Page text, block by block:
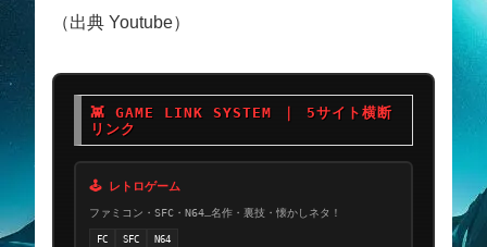
（出典 Youtube）
👾 GAME LINK SYSTEM ｜ 5サイト横断
リンク
🕹 レトロゲーム
ファミコン・SFC・N64…名作・裏技・懐かしネタ！
FC SFC N64